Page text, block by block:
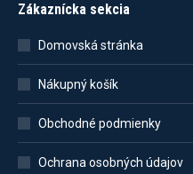
Zákaznícka sekcia
Domovská stránka
Nákupný košík
Obchodné podmienky
Ochrana osobných údajov